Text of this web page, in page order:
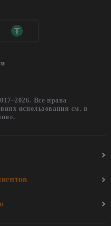
Все права
использования см. в